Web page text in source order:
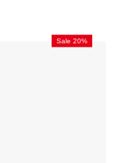
Sale 20%